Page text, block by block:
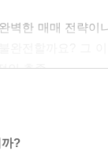
벽한 매매 전략이
인 추종」
에 대해 강조하
입니다.---「성공
?